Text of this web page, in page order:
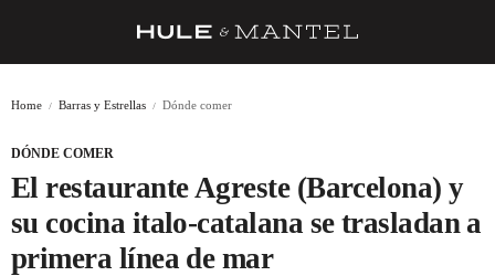
BARRAS Y ESTRELLAS
DÓNDE COMER
Home Barras y Estrellas Dónde comer
DÓNDE COMER
El restaurante Agreste (Barcelona) y
su cocina italo-catalana se trasladan a
primera línea de mar